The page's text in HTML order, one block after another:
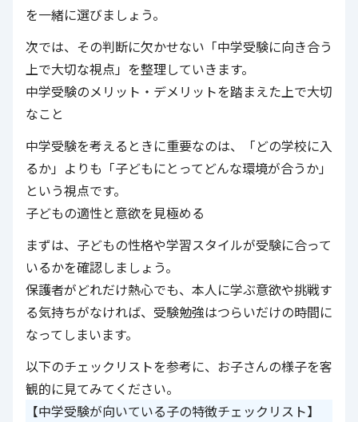
を一緒に選びましょう。
次では、その判断に欠かせない「中学受験に向き合う
上で大切な視点」を整理していきます。
中学受験のメリット・デメリットを踏まえた上で大切
なこと
中学受験を考えるときに重要なのは、「どの学校に入
るか」よりも「子どもにとってどんな環境が合うか」
という視点です。
子どもの適性と意欲を見極める
まずは、子どもの性格や学習スタイルが受験に合って
いるかを確認しましょう。
保護者がどれだけ熱心でも、本人に学ぶ意欲や挑戦す
る気持ちがなければ、受験勉強はつらいだけの時間に
なってしまいます。
以下のチェックリストを参考に、お子さんの様子を客
観的に見てみてください。
【中学受験が向いている子の特徴チェックリスト】